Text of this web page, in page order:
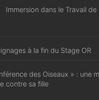
Immersion dans le Travail
à la fin du Stage OR
des Oiseaux » : une
contre sa fille